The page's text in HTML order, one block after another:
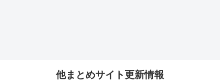
他まとめサイト更新情報